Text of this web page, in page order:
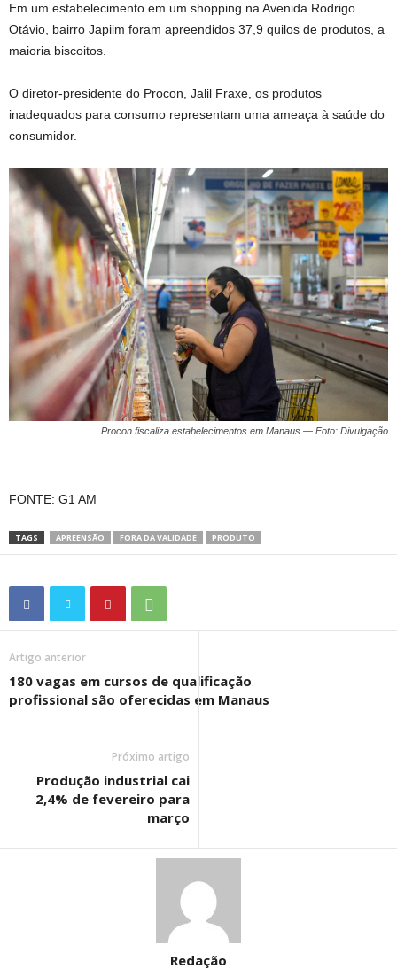
Em um estabelecimento em um shopping na Avenida Rodrigo
Otávio, bairro Japiim foram apreendidos 37,9 quilos de produtos, a
maioria biscoitos.
O diretor-presidente do Procon, Jalil Fraxe, os produtos
inadequados para consumo representam uma ameaça à saúde do
consumidor.
Procon fiscaliza estabelecimentos em Manaus — Foto: Divulgação
FONTE: G1 AM
TAGS APREENSÃO FORA DA VALIDADE PRODUTO
Artigo anterior
180 vagas em cursos de qualificação
profissional são oferecidas em Manaus
Próximo artigo
Produção industrial cai
2,4% de fevereiro para
março
Redação